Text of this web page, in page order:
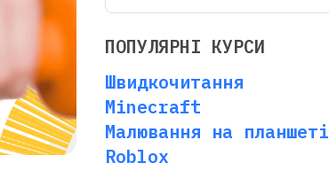
ПОПУЛЯРНІ КУРСИ
Швидкочитання
Minecraft
Малювання на планшеті
Roblox